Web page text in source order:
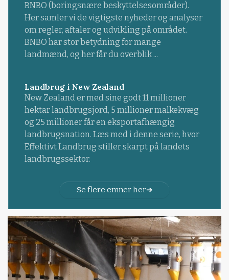
BNBO (boringsnære beskyttelsesområder).
Her samler vi de vigtigste nyheder og analyser
om regler, aftaler og udvikling på området.
BNBO har stor betydning for mange
landmænd, og her får du overblik ...
Landbrug i New Zealand
New Zealand er med sine godt 11 millioner
hektar landbrugsjord, 5 millioner malkekvæg
og 25 millioner får en eksportafhængig
landbrugsnation. Læs med i denne serie, hvor
Effektivt Landbrug stiller skarpt på landets
landbrugssektor.
Se flere emner her